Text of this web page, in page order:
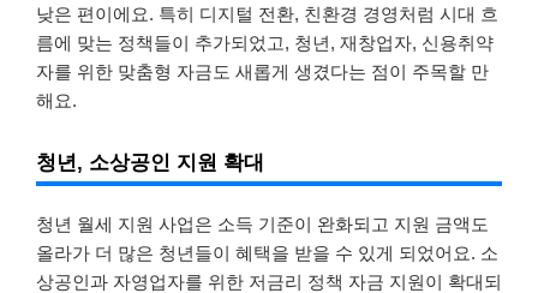
낮은 편이에요. 특히 디지털 전환, 친환경 경영처럼 시대 흐
름에 맞는 정책들이 추가되었고, 청년, 재창업자, 신용취약
자를 위한 맞춤형 자금도 새롭게 생겼다는 점이 주목할 만
해요.
청년, 소상공인 지원 확대
청년 월세 지원 사업은 소득 기준이 완화되고 지원 금액도
올라가 더 많은 청년들이 혜택을 받을 수 있게 되었어요. 소
상공인과 자영업자를 위한 저금리 정책 자금 지원이 확대되